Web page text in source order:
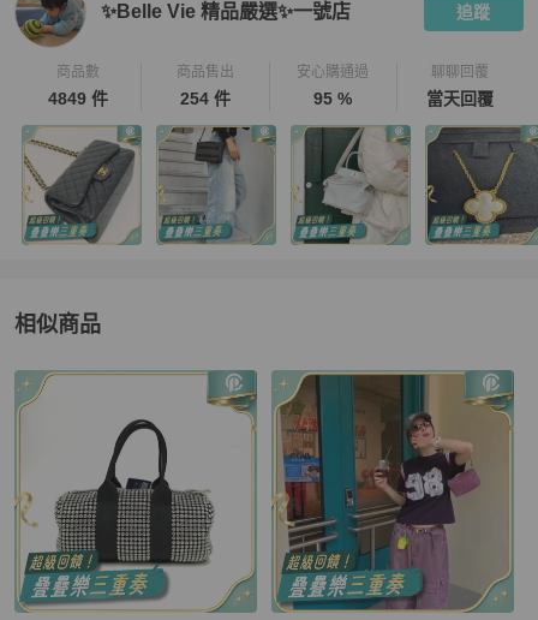
✨Belle Vie 精品嚴選✨一號店 追蹤
商品數
4849 件
商品售出
254 件
安心購通過
95 %
聊聊回覆
當天回覆
相似商品
更多相似Alexander Wang女包推薦精品